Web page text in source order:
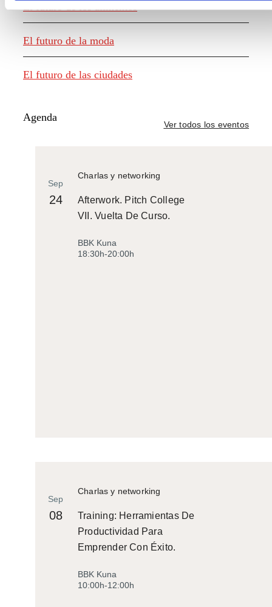
El futuro de los alimentos
El futuro de la moda
El futuro de las ciudades
Agenda
Ver todos los eventos
Charlas y networking
Sep
24
Afterwork. Pitch College
VII. Vuelta De Curso.
BBK Kuna
18:30h-20:00h
Charlas y networking
Sep
08
Training: Herramientas De
Productividad Para
Emprender Con Éxito.
BBK Kuna
10:00h-12:00h